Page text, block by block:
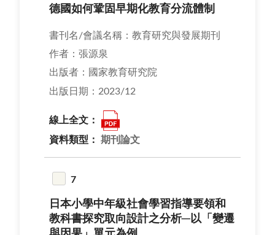
德國如何鞏固早期化教育分流體制
書刊名/會議名稱：教育研究與發展期刊
作者：張源泉
出版者：國家教育研究院
出版日期：2023/12
線上全文：
資料類型： 期刊論文
7
日本小學中年級社會學習指導要領和
教科書探究取向設計之分析─以「變遷